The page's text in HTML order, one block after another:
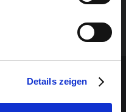
Details zeigen